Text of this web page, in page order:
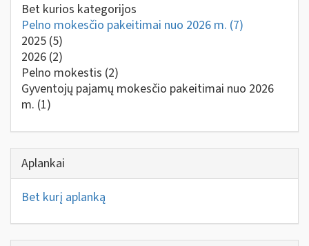
Bet kurios kategorijos
Pelno mokesčio pakeitimai nuo 2026 m. (7)
2025 (5)
2026 (2)
Pelno mokestis (2)
Gyventojų pajamų mokesčio pakeitimai nuo 2026
m. (1)
Aplankai
Bet kurį aplanką